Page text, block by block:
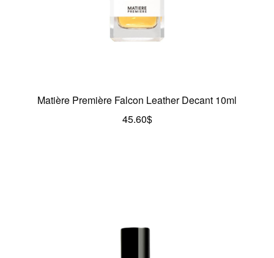
Matière Première Falcon Leather Decant 10ml
45.60$